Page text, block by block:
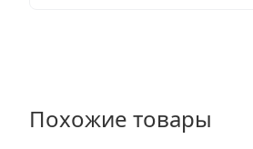
Похожие товары